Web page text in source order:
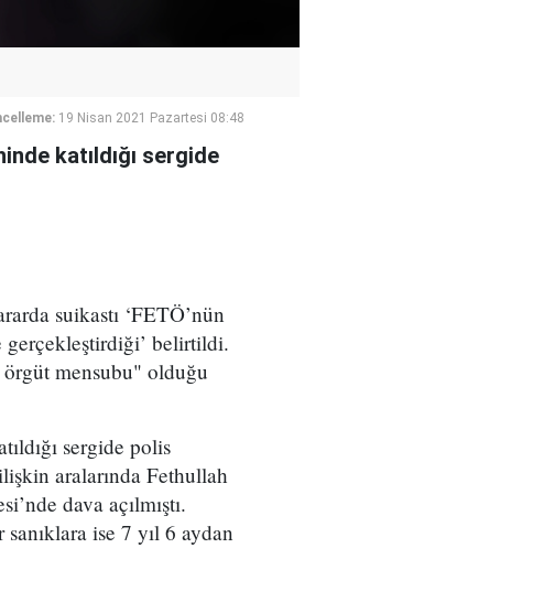
19 Nisan 2021 Pazartesi 08:48
katıldığı sergide
suikastı ‘FETÖ’nün
gerçekleştirdiği’ belirtildi.
mensubu" olduğu
sergide polis
aralarında Fethullah
dava açılmıştı.
sanıklara ise 7 yıl 6 aydan